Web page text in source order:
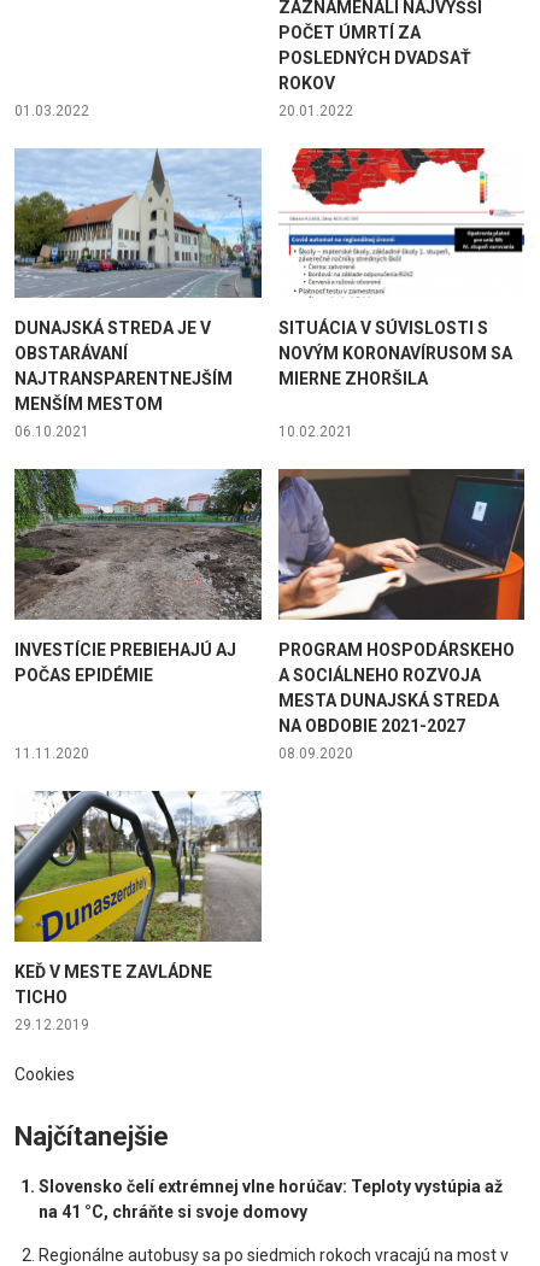
01.03.2022
ZAZNAMENALI NAJVYŠŠÍ
POČET ÚMRTÍ ZA
POSLEDNÝCH DVADSAŤ
ROKOV
20.01.2022
DUNAJSKÁ STREDA JE V
OBSTARÁVANÍ
NAJTRANSPARENTNEJŠÍM
MENŠÍM MESTOM
06.10.2021
SITUÁCIA V SÚVISLOSTI S
NOVÝM KORONAVÍRUSOM SA
MIERNE ZHORŠILA
10.02.2021
INVESTÍCIE PREBIEHAJÚ AJ
POČAS EPIDÉMIE
11.11.2020
PROGRAM HOSPODÁRSKEHO
A SOCIÁLNEHO ROZVOJA
MESTA DUNAJSKÁ STREDA
NA OBDOBIE 2021-2027
08.09.2020
KEĎ V MESTE ZAVLÁDNE
TICHO
29.12.2019
Cookies
Najčítanejšie
Slovensko čelí extrémnej vlne horúčav: Teploty vystúpia až
na 41 °C, chráňte si svoje domovy
Regionálne autobusy sa po siedmich rokoch vracajú na most v